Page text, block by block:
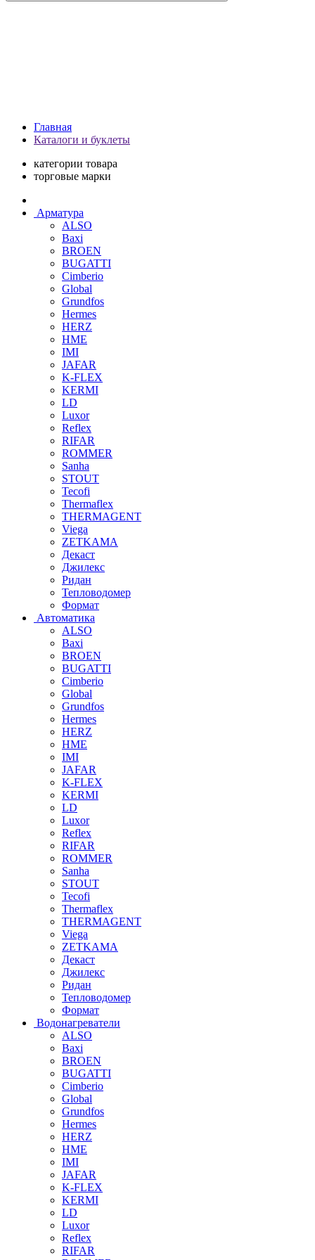
Главная
Каталоги и буклеты
категории товара
торговые марки
Арматура
ALSO
Baxi
BROEN
BUGATTI
Cimberio
Global
Grundfos
Hermes
HERZ
HME
IMI
JAFAR
K-FLEX
KERMI
LD
Luxor
Reflex
RIFAR
ROMMER
Sanha
STOUT
Tecofi
Thermaflex
THERMAGENT
Viega
ZETKAMA
Декаст
Джилекс
Ридан
Тепловодомер
Формат
Автоматика
ALSO
Baxi
BROEN
BUGATTI
Cimberio
Global
Grundfos
Hermes
HERZ
HME
IMI
JAFAR
K-FLEX
KERMI
LD
Luxor
Reflex
RIFAR
ROMMER
Sanha
STOUT
Tecofi
Thermaflex
THERMAGENT
Viega
ZETKAMA
Декаст
Джилекс
Ридан
Тепловодомер
Формат
Водонагреватели
ALSO
Baxi
BROEN
BUGATTI
Cimberio
Global
Grundfos
Hermes
HERZ
HME
IMI
JAFAR
K-FLEX
KERMI
LD
Luxor
Reflex
RIFAR